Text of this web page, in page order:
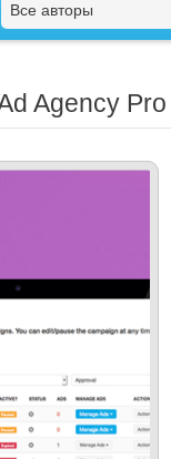
Все авторы
Agency Pro